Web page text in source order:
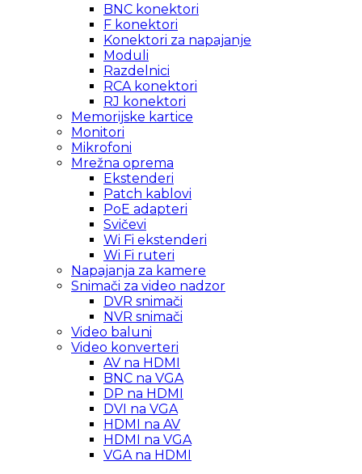
BNC konektori
F konektori
Konektori za napajanje
Moduli
Razdelnici
RCA konektori
RJ konektori
Memorijske kartice
Monitori
Mikrofoni
Mrežna oprema
Ekstenderi
Patch kablovi
PoE adapteri
Svičevi
Wi Fi ekstenderi
Wi Fi ruteri
Napajanja za kamere
Snimači za video nadzor
DVR snimači
NVR snimači
Video baluni
Video konverteri
AV na HDMI
BNC na VGA
DP na HDMI
DVI na VGA
HDMI na AV
HDMI na VGA
VGA na HDMI